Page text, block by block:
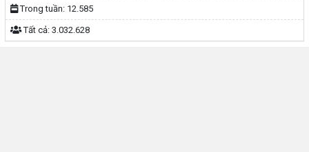
Trong tuần: 12.585
Tất cả: 3.032.628